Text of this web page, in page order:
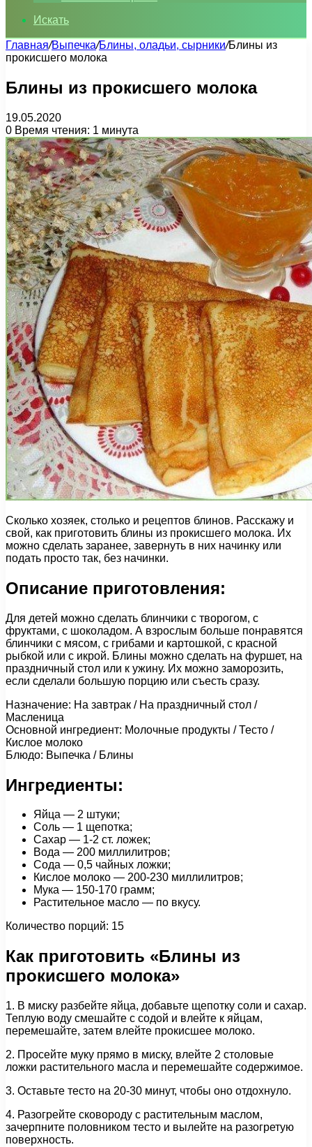
Искать
Главная/Выпечка/Блины, оладьи, сырники/Блины из
прокисшего молока
Блины из прокисшего молока
19.05.2020
0 Время чтения: 1 минута
Сколько хозяек, столько и рецептов блинов. Расскажу и
свой, как приготовить блины из прокисшего молока. Их
можно сделать заранее, завернуть в них начинку или
подать просто так, без начинки.
Описание приготовления:
Для детей можно сделать блинчики с творогом, с
фруктами, с шоколадом. А взрослым больше понравятся
блинчики с мясом, с грибами и картошкой, с красной
рыбкой или с икрой. Блины можно сделать на фуршет, на
праздничный стол или к ужину. Их можно заморозить,
если сделали большую порцию или съесть сразу.
Назначение: На завтрак / На праздничный стол /
Масленица
Основной ингредиент: Молочные продукты / Тесто /
Кислое молоко
Блюдо: Выпечка / Блины
Ингредиенты:
Яйца — 2 штуки;
Соль — 1 щепотка;
Сахар — 1-2 ст. ложек;
Вода — 200 миллилитров;
Сода — 0,5 чайных ложки;
Кислое молоко — 200-230 миллилитров;
Мука — 150-170 грамм;
Растительное масло — по вкусу.
Количество порций: 15
Как приготовить «Блины из
прокисшего молока»
1. В миску разбейте яйца, добавьте щепотку соли и сахар.
Теплую воду смешайте с содой и влейте к яйцам,
перемешайте, затем влейте прокисшее молоко.
2. Просейте муку прямо в миску, влейте 2 столовые
ложки растительного масла и перемешайте содержимое.
3. Оставьте тесто на 20-30 минут, чтобы оно отдохнуло.
4. Разогрейте сковороду с растительным маслом,
зачерпните половником тесто и вылейте на разогретую
поверхность.